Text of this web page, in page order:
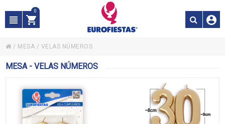
0
/ MESA / VELAS NÚMEROS
MESA - VELAS NÚMEROS